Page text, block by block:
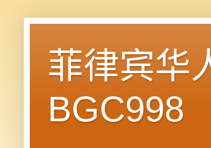
菲律宾华
BGC998